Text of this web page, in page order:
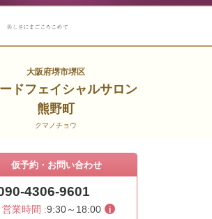
大阪府堺市堺区
ドフェイシャルサロン
熊野町
クマノチョウ
仮予約・お問い合わせ
4306-9601
営業時間 :9:30～18:00